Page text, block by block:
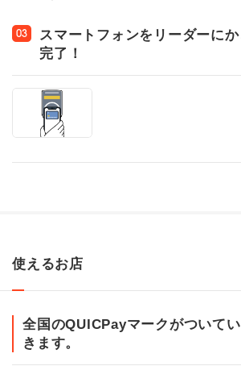
03
スマートフォンをリーダーに
完了！
使えるお店
全国のQUICPayマークがついて
きます。